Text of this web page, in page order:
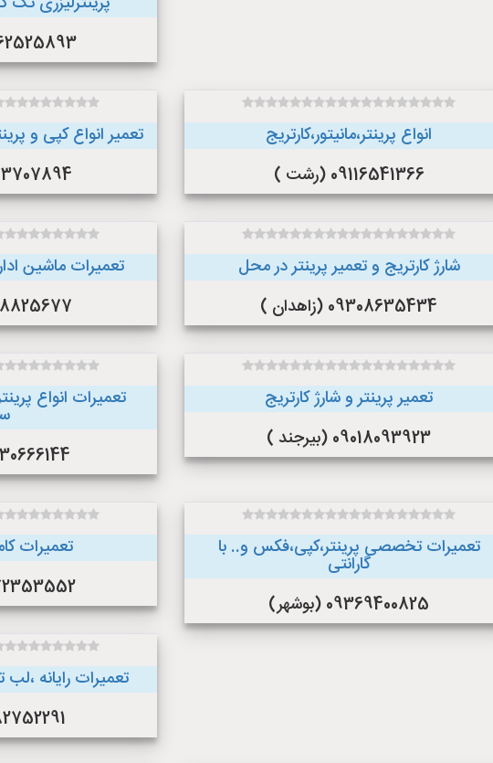
09362525893
انواع پرینتر،مانیتور،کارتریج
09116541366 (رشت )
تعمیر انواع کپی و
09113707894
شارژ کارتریج و تعمیر پرینتر در محل
09308635434 (زاهدان )
تعمیرات ماشین
09168825677
تعمیر پرینتر و شارژ کارتریج
09018093923 (بیرجند )
تعمیرات انواع
09130666144
تعمیرات تخصصی پرینتر،کپی،فکس و.. با
گارانتی
09369400825 (بوشهر)
تعمیرات
09172353552
تعمیرات رایانه
09182752291